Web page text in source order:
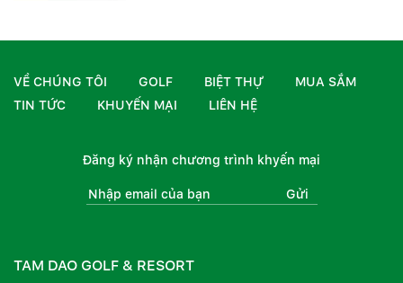
VỀ CHÚNG TÔI GOLF BIỆT THỰ
MUA SẮM
TIN TỨC
KHUYẾN MẠI LIÊN HỆ
Đăng ký nhận chương trình khyến mại
Gửi
TAM DAO GOLF & RESORT